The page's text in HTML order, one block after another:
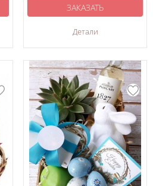
Детали
ЗАКАЗАТЬ